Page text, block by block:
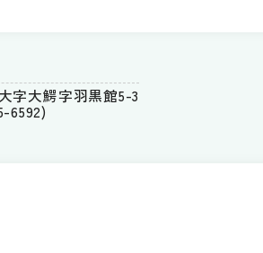
字大鰐字羽黒館5-3
6592)